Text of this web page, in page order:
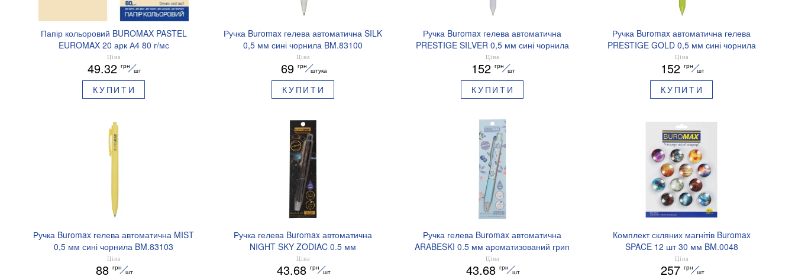
Папір кольоровий BUROMAX PASTEL
EUROMAX 20 арк А4 80 г/мс
BM.2721220E-08
Ціна
49.32 грн
шт
КУПИТИ
Ручка Buromax гелева автоматична SILK
0,5 мм сині чорнила BM.83100
Ціна
69 грн
штука
КУПИТИ
Ручка Buromax гелева автоматична
PRESTIGE SILVER 0,5 мм сині чорнила
BM.83102
Ціна
152 грн
шт
КУПИТИ
Ручка Buromax автоматична гелева
PRESTIGE GOLD 0,5 мм сині чорнила
BM.83101
Ціна
152 грн
шт
КУПИТИ
Ручка Buromax гелева автоматична MIST
0,5 мм сині чорнила BM.83103
Ціна
88 грн
шт
Ручка гелева Buromax автоматична
NIGHT SKY ZODIAC 0.5 мм
ароматизований грип синє чорнило
BM.8379-01
Ціна
43.68 грн
шт
Ручка гелева Buromax автоматична
ARABESKI 0.5 мм ароматизований грип
синє чорнило в блістері BM.8379-02
Ціна
43.68 грн
шт
Комплект скляних магнітів Buromax
SPACE 12 шт 30 мм BM.0048
Ціна
257 грн
шт